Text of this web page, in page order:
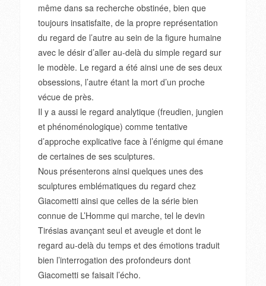
même dans sa recherche obstinée, bien que
toujours insatisfaite, de la propre représentation
du regard de l’autre au sein de la figure humaine
avec le désir d’aller au-delà du simple regard sur
le modèle. Le regard a été ainsi une de ses deux
obsessions, l’autre étant la mort d’un proche
vécue de près.
Il y a aussi le regard analytique (freudien, jungien
et phénoménologique) comme tentative
d’approche explicative face à l’énigme qui émane
de certaines de ses sculptures.
Nous présenterons ainsi quelques unes des
sculptures emblématiques du regard chez
Giacometti ainsi que celles de la série bien
connue de L’Homme qui marche, tel le devin
Tirésias avançant seul et aveugle et dont le
regard au-delà du temps et des émotions traduit
bien l’interrogation des profondeurs dont
Giacometti se faisait l’écho.